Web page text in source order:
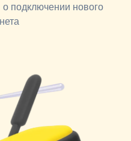
подключении нового